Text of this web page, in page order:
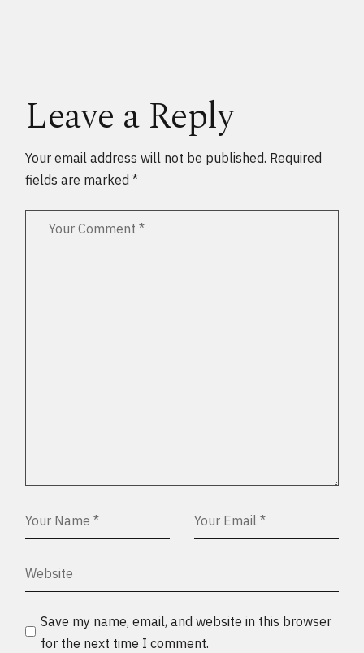
Leave a Reply
Your email address will not be published. Required
fields are marked*
Save my name, email, and website in this browser
for the next time I comment.